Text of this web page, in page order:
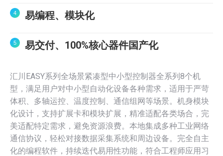
易编程、模块化
易交付、100%核心器件国产化
汇川EASY系列全场景紧凑型中小型控制器全系列8个机
型，满足用户对中小型自动化设备各种需求，适用于严苛
体积、多轴运控、温度控制、通信组网等场景。机身模块
化设计，支持扩展卡和模块扩展，精准适配各类场合，完
美适配特定需求，避免资源浪费。本地集成多种工业网络
通信协议，轻松对接数据采集系统和周边设备。完全自主
化的编程软件，持续迭代易用性功能，符合工程师应用习